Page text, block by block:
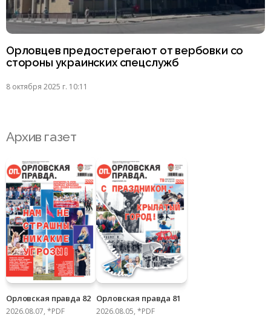
Орловцев предостерегают от вербовки со
стороны украинских спецслужб
8 октября 2025 г. 10:11
Архив газет
Орловская правда 82
2026.08.07, *PDF
Орловская правда 81
2026.08.05, *PDF